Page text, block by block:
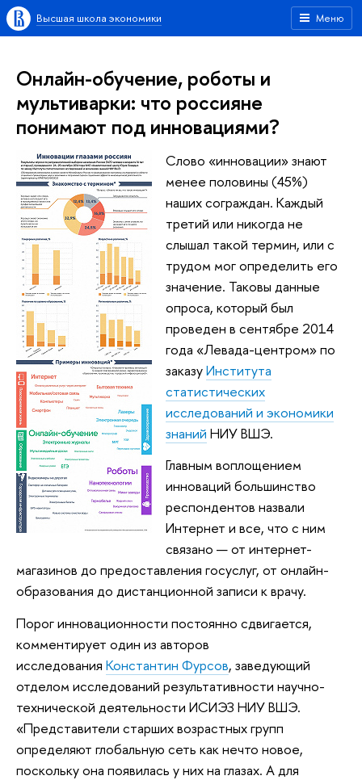
Меню
Высшая школа экономики
Онлайн-обучение, роботы и
мультиварки: что россияне
понимают под инновациями?
Слово «инновации» знают
менее половины (45%)
наших сограждан. Каждый
третий или никогда не
слышал такой термин, или с
трудом мог определить его
значение. Таковы данные
опроса, который был
проведен в сентябре 2014
года «Левада-центром» по
заказуИнститута
статистических
исследований и экономики
знаний НИУ ВШЭ.
Главным воплощением
инноваций большинство
респондентов назвали
Интернет и все, что с ним
связано — от интернет-
магазинов до предоставления госуслуг, от онлайн-
образования до дистанционной записи к врачу.
Порог инновационности постоянно сдвигается,
комментирует один из авторов
исследования Константин Фурсов, заведующий
отделом исследований результативности научно-
технической деятельности ИСИЭЗ НИУ ВШЭ.
«Представители старших возрастных групп
определяют глобальную сеть как нечто новое,
поскольку она появилась у них на глазах. А для